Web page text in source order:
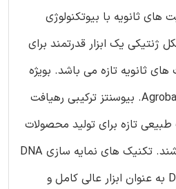
های ثانویه با بیوتکنولوژی
ژنتیکی یک ابزار قدرتمند برای
ثانویه تازه می باشد. بویژه
با Agrobacterium tumefacians. بیوسنتز ترکیبی رهیافت
تازه برای تولید محصولات
طبیعی نادر و گران می باشند. تکنیک های نمایه سازی DNA
مانند میکروارایه های DNA به عنوان ابزار عالی کامل و